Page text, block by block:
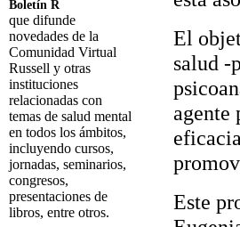
Boletín R
que difunde
novedades de la
Comunidad Virtual
Russell y otras
instituciones
relacionadas con
temas de salud mental
en todos los ámbitos,
incluyendo cursos,
jornadas, seminarios,
congresos,
presentaciones de
libros, entre otros.
El
salud -
agente
Este